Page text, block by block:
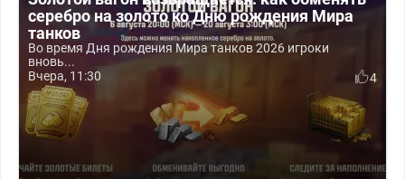
серебро на золото ко Дню рождения Мира
танков
Во время Дня рождения Мира танков 2026 игроки
вновь...
Вчера, 11:30
4